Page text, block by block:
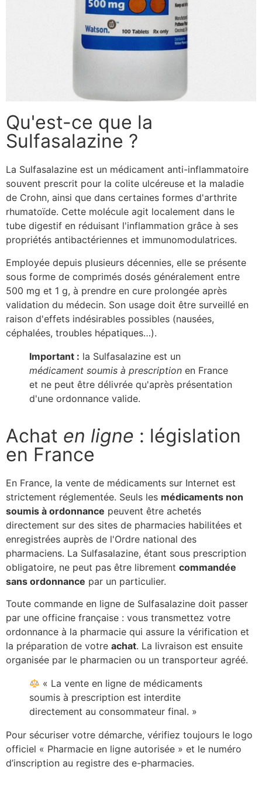
Qu'est-ce que la
Sulfasalazine ?
La Sulfasalazine est un médicament anti-inflammatoire
souvent prescrit pour la colite ulcéreuse et la maladie
de Crohn, ainsi que dans certaines formes d'arthrite
rhumatoïde. Cette molécule agit localement dans le
tube digestif en réduisant l'inflammation grâce à ses
propriétés antibactériennes et immunomodulatrices.
Employée depuis plusieurs décennies, elle se présente
sous forme de comprimés dosés généralement entre
500 mg et 1 g, à prendre en cure prolongée après
validation du médecin. Son usage doit être surveillé en
raison d'effets indésirables possibles (nausées,
céphalées, troubles hépatiques…).
Important : la Sulfasalazine est un
médicament soumis à prescription en France
et ne peut être délivrée qu'après présentation
d'une ordonnance valide.
Achat en ligne : législation
en France
En France, la vente de médicaments sur Internet est
strictement réglementée. Seuls les médicaments non
soumis à ordonnance peuvent être achetés
directement sur des sites de pharmacies habilitées et
enregistrées auprès de l'Ordre national des
pharmaciens. La Sulfasalazine, étant sous prescription
obligatoire, ne peut pas être librement commandée
sans ordonnance par un particulier.
Toute commande en ligne de Sulfasalazine doit passer
par une officine française : vous transmettez votre
ordonnance à la pharmacie qui assure la vérification et
la préparation de votre achat. La livraison est ensuite
organisée par le pharmacien ou un transporteur agréé.
« La vente en ligne de médicaments
soumis à prescription est interdite
directement au consommateur final. »
Pour sécuriser votre démarche, vérifiez toujours le logo
officiel « Pharmacie en ligne autorisée » et le numéro
d’inscription au registre des e-pharmacies.